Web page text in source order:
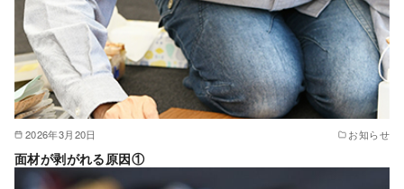
2026年3月20日 お知らせ
面材が剥がれる原因①